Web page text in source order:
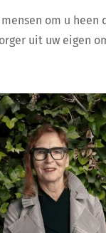
om u heen
uit uw eigen